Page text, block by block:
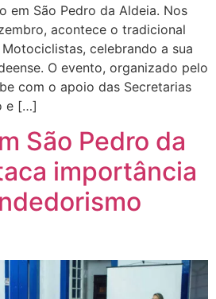
em São Pedro da Aldeia. Nos
acontece o tradicional
celebrando a sua
O evento, organizado pelo
com o apoio das Secretarias
e […]
São Pedro da
importância